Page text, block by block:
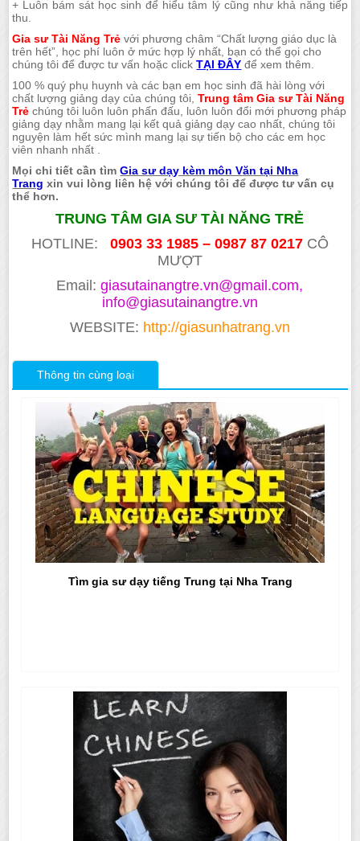
+ Luôn bám sát học sinh để hiểu tâm lý cũng như khả năng tiếp
thu.
Gia sư Tài Năng Trẻ với phương châm “Chất lượng giáo dục là
trên hết”, học phí luôn ở mức hợp lý nhất, bạn có thể gọi cho
chúng tôi để được tư vấn hoặc click TẠI ĐÂY để xem thêm.
100 % quý phụ huynh và các bạn em học sinh đã hài lòng với
chất lượng giảng dạy của chúng tôi,Trung tâm Gia sư Tài Năng
Trẻ chúng tôi luôn luôn phấn đấu, luôn luôn đổi mới phương pháp
giảng dạy nhằm mang lại kết quả giảng dạy cao nhất, chúng tôi
nguyện làm hết sức mình mang lại sự tiến bộ cho các em học
viên nhanh nhất .
Mọi chi tiết cần tìmGia sư dạy kèm môn Văn tại Nha
Trang xin vui lòng liên hệ với chúng tôi để được tư vấn cụ
thể hơn.
TRUNG TÂM GIA SƯ TÀI NĂNG TRẺ
HOTLINE: 0903 33 1985 – 0987 87 0217CÔ
MƯỢT
Email:giasutainangtre.vn@gmail.com,
info@giasutainangtre.vn
WEBSITE: http://giasunhatrang.vn
Thông tin cùng loại
Tìm gia sư dạy tiếng Trung tại Nha Trang